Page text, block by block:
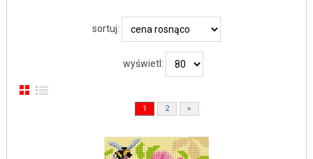
sortuj:
wyświetl:
1 2 »